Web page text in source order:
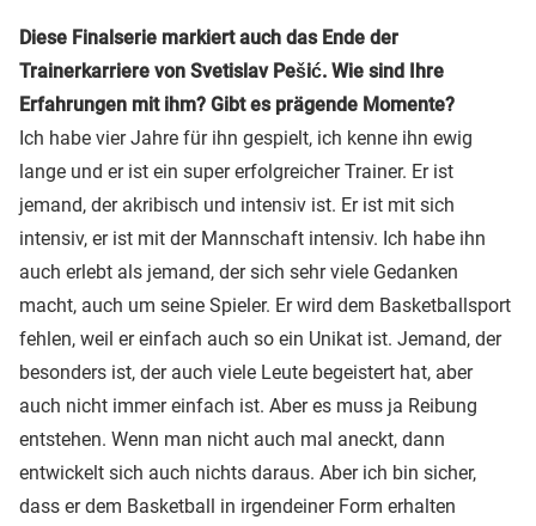
Diese Finalserie markiert auch das Ende der
Trainerkarriere von Svetislav Pešić. Wie sind Ihre
Erfahrungen mit ihm? Gibt es prägende Momente?
Ich habe vier Jahre für ihn gespielt, ich kenne ihn ewig
lange und er ist ein super erfolgreicher Trainer. Er ist
jemand, der akribisch und intensiv ist. Er ist mit sich
intensiv, er ist mit der Mannschaft intensiv. Ich habe ihn
auch erlebt als jemand, der sich sehr viele Gedanken
macht, auch um seine Spieler. Er wird dem Basketballsport
fehlen, weil er einfach auch so ein Unikat ist. Jemand, der
besonders ist, der auch viele Leute begeistert hat, aber
auch nicht immer einfach ist. Aber es muss ja Reibung
entstehen. Wenn man nicht auch mal aneckt, dann
entwickelt sich auch nichts daraus. Aber ich bin sicher,
dass er dem Basketball in irgendeiner Form erhalten